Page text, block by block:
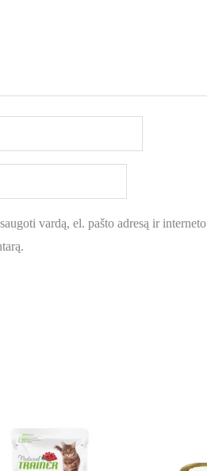
vardą, el. pašto adresą ir